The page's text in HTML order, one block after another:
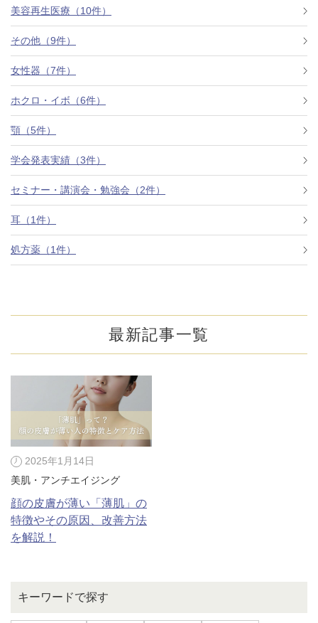
よくあるご質問
美容ブログ
美容再生医療（10件）
その他（9件）
女性器（7件）
ホクロ・イボ（6件）
顎（5件）
学会発表実績（3件）
セミナー・講演会・勉強会（2件）
耳（1件）
処方薬（1件）
キーワードで探す
最新記事一覧
2025年1月14日
美肌・アンチエイジング
顔の皮膚が薄い「薄肌」の
特徴やその原因、改善方法
を解説！